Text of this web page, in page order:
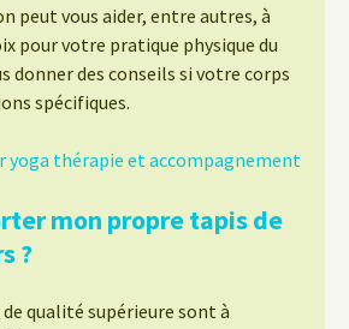
peut vous aider, entre autres, à
pour votre pratique physique du
donner des conseils si votre corps
spécifiques.
yoga thérapie et accompagnement
mon propre tapis de
?
de qualité supérieure sont à